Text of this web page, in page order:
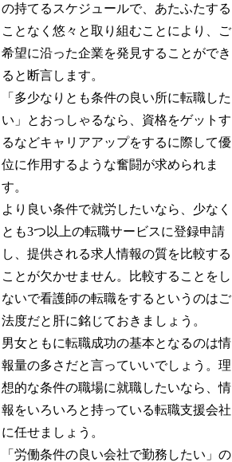
の持てるスケジュールで、あたふたする
ことなく悠々と取り組むことにより、ご
希望に沿った企業を発見することができ
ると断言します。
「多少なりとも条件の良い所に転職した
い」とおっしゃるなら、資格をゲットす
るなどキャリアアップをするに際して優
位に作用するような奮闘が求められま
す。
より良い条件で就労したいなら、少なく
とも3つ以上の転職サービスに登録申請
し、提供される求人情報の質を比較する
ことが欠かせません。比較することをし
ないで看護師の転職をするというのはご
法度だと肝に銘じておきましょう。
男女ともに転職成功の基本となるのは情
報量の多さだと言っていいでしょう。理
想的な条件の職場に就職したいなら、情
報をいろいろと持っている転職支援会社
に任せましょう。
「労働条件の良い会社で勤務したい」の